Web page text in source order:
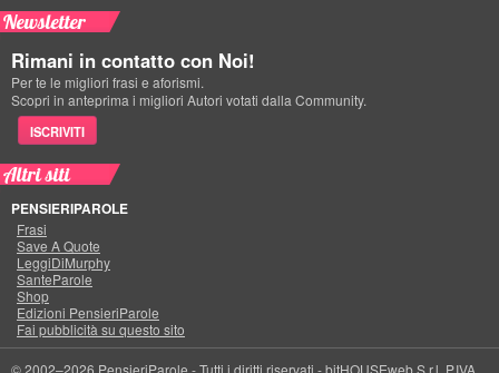
Newsletter
Rimani in contatto con Noi!
Per te le migliori frasi e aforismi.
Scopri in anteprima i migliori Autori votati dalla Community.
ISCRIVITI
Altri siti
PENSIERIPAROLE
Frasi
Save A Quote
LeggiDiMurphy
SanteParole
Shop
Edizioni PensieriParole
Fai pubblicità su questo sito